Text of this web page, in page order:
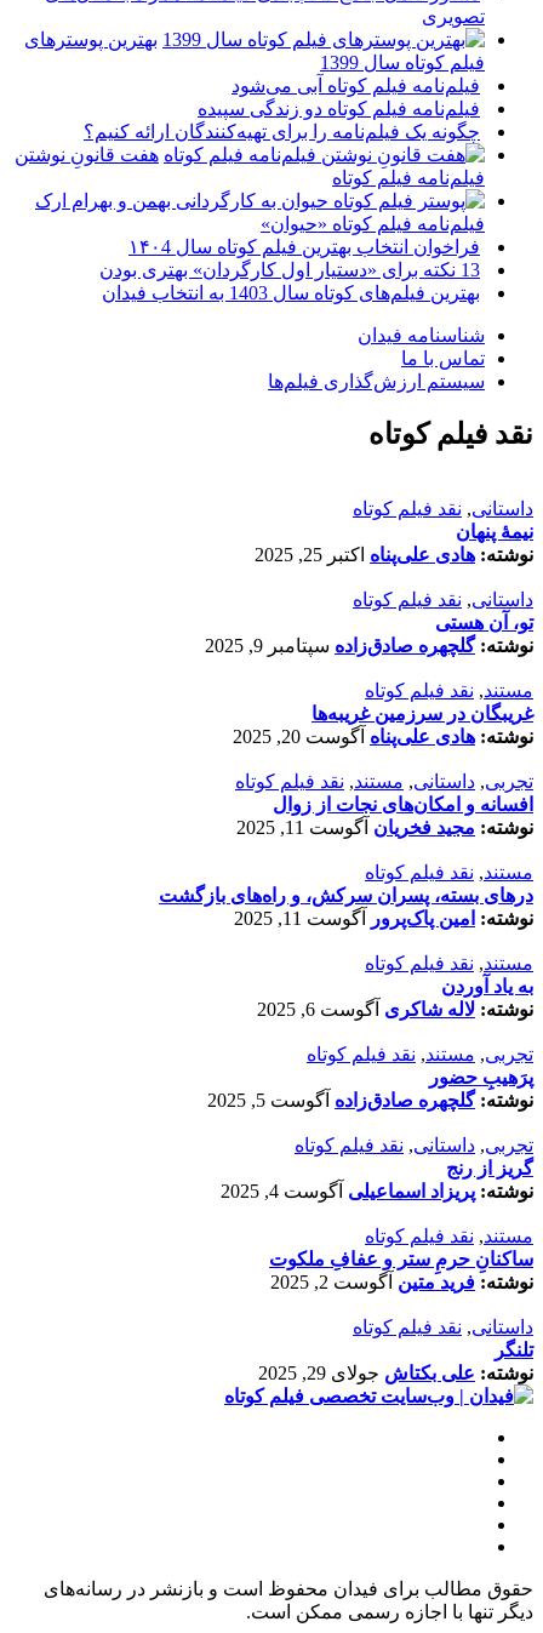
تصویری
بهترین پوسترهای
فیلم کوتاه سال 1399
فیلم‌نامه فیلم کوتاه آبی می‌شود
فیلم‌نامه فیلم کوتاه دو زندگی سپیده
چگونه یک فیلم‌نامه را برای تهیه‌کنندگان ارائه کنیم؟
هفت قانونِ نوشتن
فیلم‌نامه فیلم کوتاه
فیلم‌نامه فیلم کوتاه «حیوان»
فراخوان انتخاب بهترین فیلم کوتاه سال ۱۴۰4
13 نکته برای «دستیار اول کارگردان» بهتری بودن
بهترین فیلم‌های کوتاه سال 1403 به انتخاب فیدان
شناسنامه فیدان
تماس با ما
سیستم ارزش‌گذاری فیلم‌ها
نقد فیلم کوتاه
داستانی, نقد فیلم کوتاه
نیمۀ پنهان
نوشته: هادی علی‌پناه اکتبر 25, 2025
داستانی, نقد فیلم کوتاه
تو، آن هستی
نوشته:گلچهره صادق‌زاده سپتامبر 9, 2025
مستند, نقد فیلم کوتاه
غریبگان در سرزمین غریبه‌ها
نوشته: هادی علی‌پناه آگوست 20, 2025
تجربی, داستانی, مستند, نقد فیلم کوتاه
افسانه‌ و امکان‌های نجات از زوال
نوشته: مجید فخریان آگوست 11, 2025
مستند, نقد فیلم کوتاه
درهای بسته، پسران سرکش، و راه‌های بازگشت
نوشته: امین پاک‌پرور آگوست 11, 2025
مستند, نقد فیلم کوتاه
به یاد آوردن
نوشته: لاله شاکری آگوست 6, 2025
تجربی, مستند, نقد فیلم کوتاه
پرَهیب‌ِ حضور
نوشته:گلچهره صادق‌زاده آگوست 5, 2025
تجربی, داستانی, نقد فیلم کوتاه
گریز از رنج
نوشته: پریزاد اسماعیلی آگوست 4, 2025
مستند, نقد فیلم کوتاه
ساکنانِ حرمِ ستر و عفافِ ملکوت
نوشته: فرید متین آگوست 2, 2025
داستانی, نقد فیلم کوتاه
تلنگر
نوشته: علی بکتاش جولای 29, 2025
حقوق مطالب برای فیدان محفوظ است و بازنشر در رسانه‌های
دیگر تنها با اجازه رسمی ممکن است.